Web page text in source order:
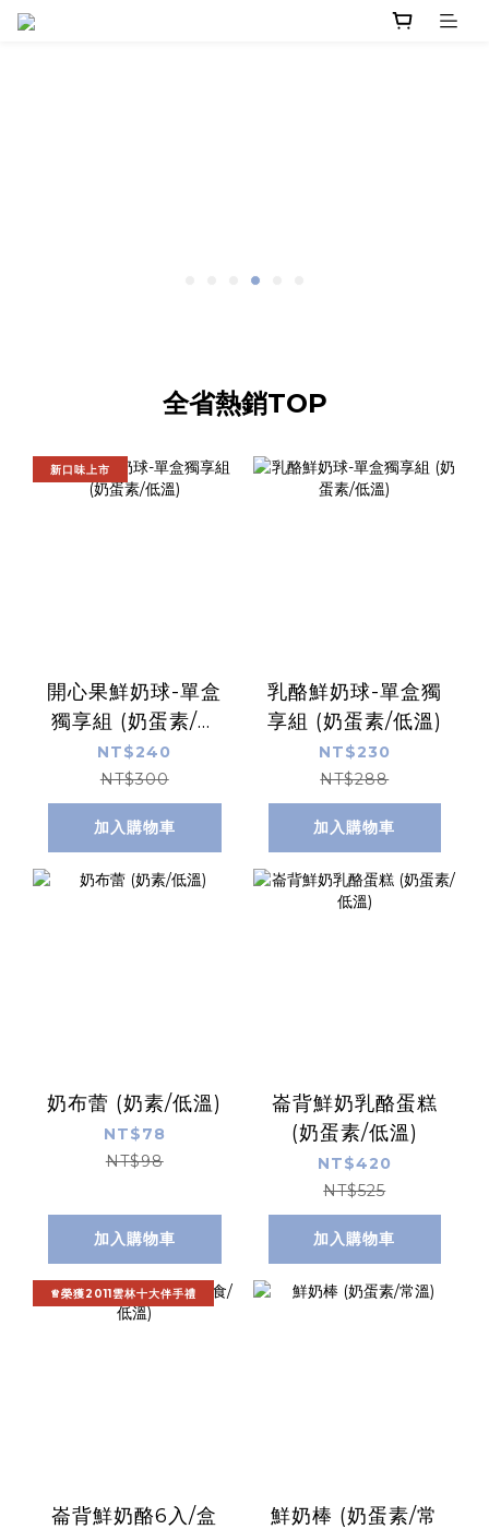
全省熱銷TOP
新口味上市
開心果鮮奶球-單盒
獨享組 (奶蛋素/低
溫)
NT$240
NT$300
加入購物車
乳酪鮮奶球-單盒獨
享組 (奶蛋素/低溫)
NT$230
NT$288
加入購物車
奶布蕾 (奶素/低溫)
NT$78
NT$98
加入購物車
崙背鮮奶乳酪蛋糕
(奶蛋素/低溫)
NT$420
NT$525
加入購物車
♕榮獲2011雲林十大伴手禮
崙背鮮奶酪6入/盒
鮮奶棒 (奶蛋素/常